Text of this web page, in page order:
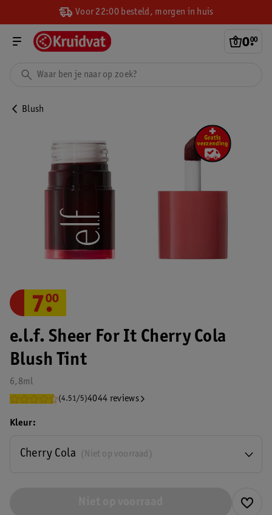
Voor 22:00 besteld, morgen in huis
0.
00
Blush
e.l.f. Sheer For It Cherry Cola
Blush Tint
6,8ml
(4.51/5)4044 reviews
7.
00
Kleur
(Niet op voorraad)
Cherry Cola